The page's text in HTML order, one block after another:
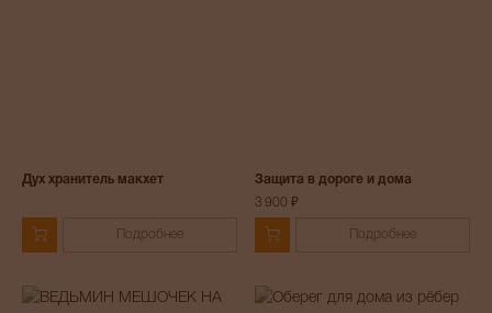
Дух хранитель макхет
Подробнее
Защита в дороге и дома
3 900 ₽
Подробнее